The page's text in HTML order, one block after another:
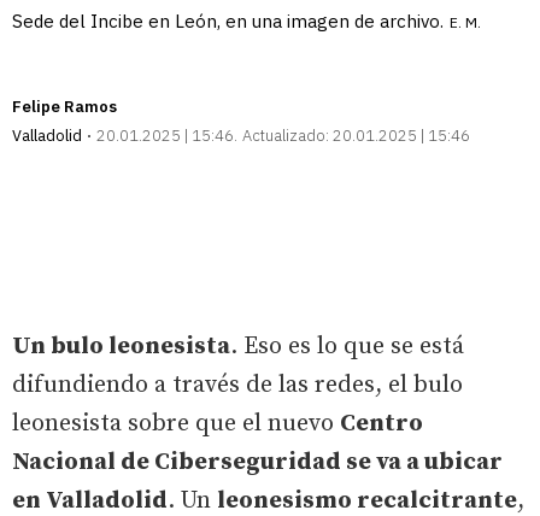
Sede del Incibe en León, en una imagen de archivo. E. M.
Felipe Ramos
Valladolid
20.01.2025 | 15:46 Actualizado: 20.01.2025 | 15:46
Un bulo leonesista. Eso es lo que se está
difundiendo a través de las redes, el bulo
leonesista sobre que el nuevo Centro
Nacional de Ciberseguridad se va a ubicar
en Valladolid. Un leonesismo recalcitrante,